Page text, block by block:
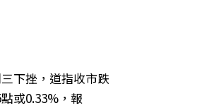
下挫，道指收市跌
或0.33%，報